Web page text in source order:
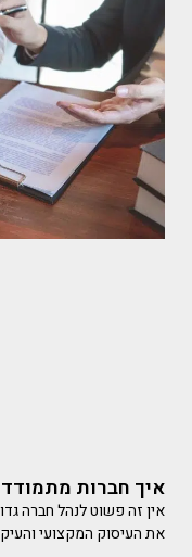
איך חברות
אין זה פשוט לנהל חברה
את העיסוק המקצועי